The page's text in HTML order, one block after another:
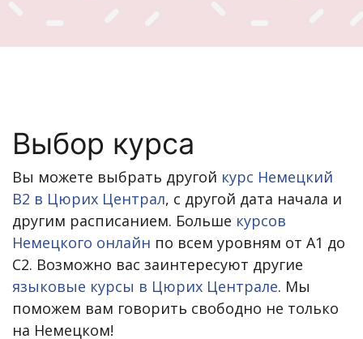
Выбор курса
Вы можете выбрать другой курс Немецкий
B2 в Цюрих Централ, с другой дата начала и
другим расписанием. Больше курсов
Немецкого онлайн по всем уровням от A1 до
C2. Возможно вас заинтересуют другие
языковые курсы в Цюрих Централе. Мы
поможем вам говорить свободно не только
на Немецком!